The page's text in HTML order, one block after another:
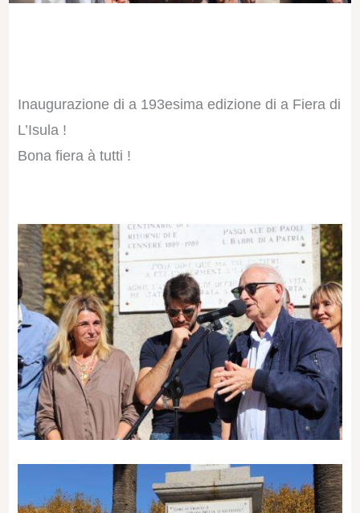
Inaugurazione di a 193esima edizione di a Fiera di
L’Isula !
Bona fiera à tutti !